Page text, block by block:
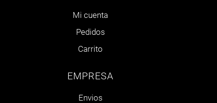
Mi cuenta
Pedidos
Carrito
EMPRESA
Envios